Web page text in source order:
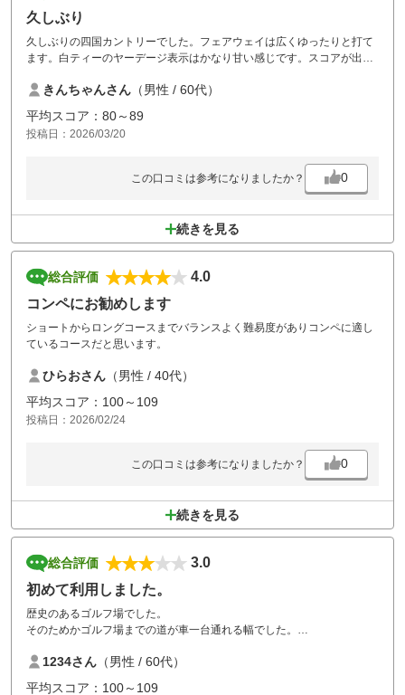
久しぶり
久しぶりの四国カントリーでした。フェアウェイは広くゆったりと打て
ます。白ティーのヤーデージ表示はかなり甘い感じです。スコアが出や
には気に入ってます。
きんちゃんさん （男性 / 60代）
平均スコア：80～89
投稿日：2026/03/20
この口コミは参考になりましたか？ 0
続きを見る
総合評価
4.0
コンペにお勧めします
ショートからロングコースまでバランスよく難易度がありコンペに適し
ているコースだと思います。
ひらおさん （男性 / 40代）
平均スコア：100～109
投稿日：2026/02/24
この口コミは参考になりましたか？ 0
続きを見る
総合評価
3.0
初めて利用しました。
歴史のあるゴルフ場でした。
そのためかゴルフ場までの道が車一台通れる幅でした。
した。
スタッフは皆さんいい感じで食事も定食が多く良かった。
1234さん （男性 / 60代）
平均スコア：100～109